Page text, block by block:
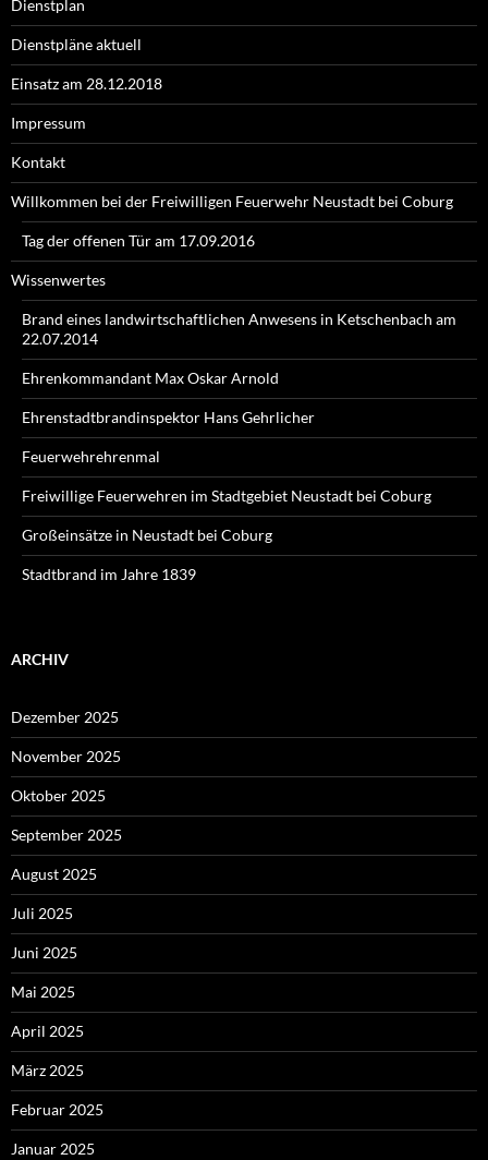
Dienstplan
Dienstpläne aktuell
Einsatz am 28.12.2018
Impressum
Kontakt
Willkommen bei der Freiwilligen Feuerwehr Neustadt bei Coburg
Tag der offenen Tür am 17.09.2016
Wissenwertes
Brand eines landwirtschaftlichen Anwesens in Ketschenbach am
22.07.2014
Ehrenkommandant Max Oskar Arnold
Ehrenstadtbrandinspektor Hans Gehrlicher
Feuerwehrehrenmal
Freiwillige Feuerwehren im Stadtgebiet Neustadt bei Coburg
Großeinsätze in Neustadt bei Coburg
Stadtbrand im Jahre 1839
ARCHIV
Dezember 2025
November 2025
Oktober 2025
September 2025
August 2025
Juli 2025
Juni 2025
Mai 2025
April 2025
März 2025
Februar 2025
Januar 2025